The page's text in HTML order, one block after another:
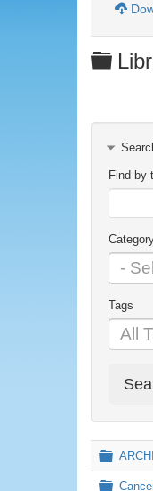
Find by
Tags
Folder
Folder